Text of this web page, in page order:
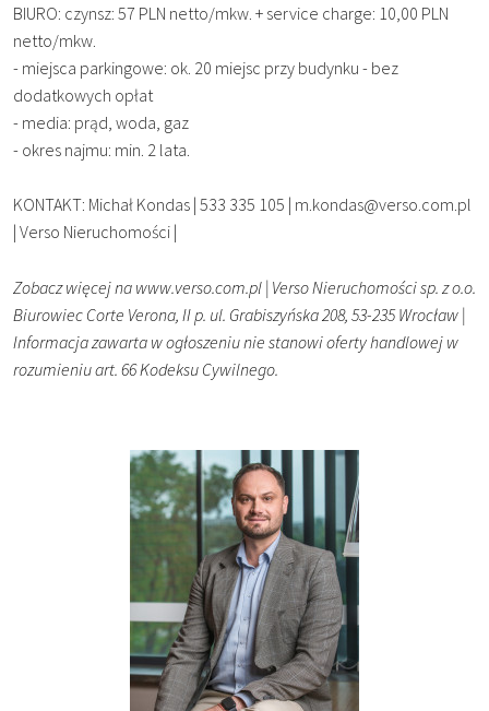
BIURO: czynsz: 57 PLN netto/mkw. + service charge: 10,00 PLN
netto/mkw.
- miejsca parkingowe: ok. 20 miejsc przy budynku - bez
dodatkowych opłat
- media: prąd, woda, gaz
- okres najmu: min. 2 lata.
KONTAKT: Michał Kondas | 533 335 105 | m.kondas@verso.com.pl
| Verso Nieruchomości |
Zobacz więcej na www.verso.com.pl | Verso Nieruchomości sp. z o.o.
Biurowiec Corte Verona, II p. ul. Grabiszyńska 208, 53-235 Wrocław |
Informacja zawarta w ogłoszeniu nie stanowi oferty handlowej w
rozumieniu art. 66 Kodeksu Cywilnego.